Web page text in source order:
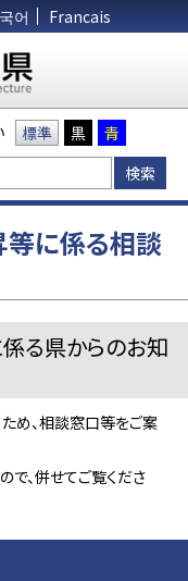
어 Francais
標準 黒 青
に係る相談
る県からのお知
め、相談窓口等をご案
、併せてご覧くださ